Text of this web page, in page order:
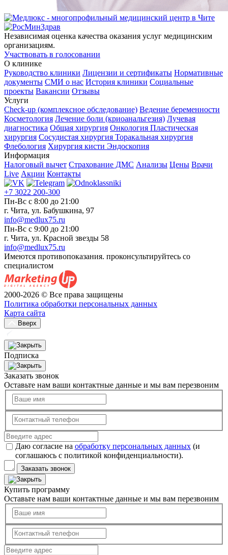
Независимая оценка качества оказания услуг медицинским
организациям.
Участвовать в голосовании
О клинике
Руководство клиники Лицензии и сертификаты Нормативные
документы СМИ о нас История клиники Социальные
проекты Вакансии Отзывы
Услуги
Check-up (комплексное обследование) Ведение беременности
Косметология Лечение боли (криоанальгезия) Лучевая
диагностика Общая хирургия Онкология Пластическая
хирургия Сосудистая хирургия Торакальная хирургия
Флебология Хирургия кисти Эндоскопия
Информация
Налоговый вычет Страхование ДМС Анализы Цены Врачи
Live Акции Контакты
+7 3022 200-300
Пн-Вс с 8:00 до 21:00
г. Чита, ул. Бабушкина, 97
info@medlux75.ru
Пн-Вс с 9:00 до 21:00
г. Чита, ул. Красной звезды 58
info@medlux75.ru
Имеются противопоказания. проконсультируйтесь со
специалистом
2000-2026 © Все права защищены
Политика обработки персональных данных
Карта сайта
Вверх
Подписка
Заказать звонок
Оставьте нам ваши контактные данные и мы вам перезвоним
Даю согласие на обработку персональных данных(и
соглашаюсь с политикой конфиденциальности).
Заказать звонок
Купить программу
Оставьте нам ваши контактные данные и мы вам перезвоним